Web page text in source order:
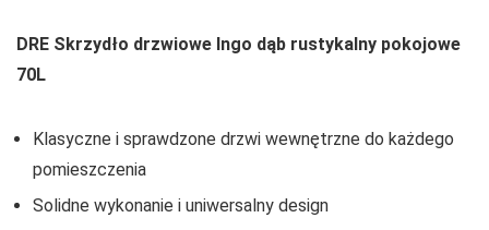
DRE Skrzydło drzwiowe Ingo dąb rustykalny pokojowe
70L
Klasyczne i sprawdzone drzwi wewnętrzne do każdego
pomieszczenia
Solidne wykonanie i uniwersalny design